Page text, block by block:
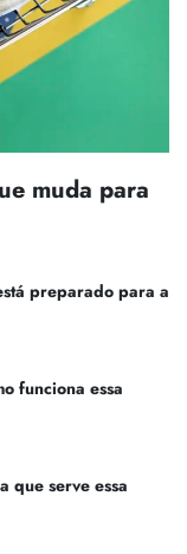
muda para
preparado para a
funciona essa
que serve essa